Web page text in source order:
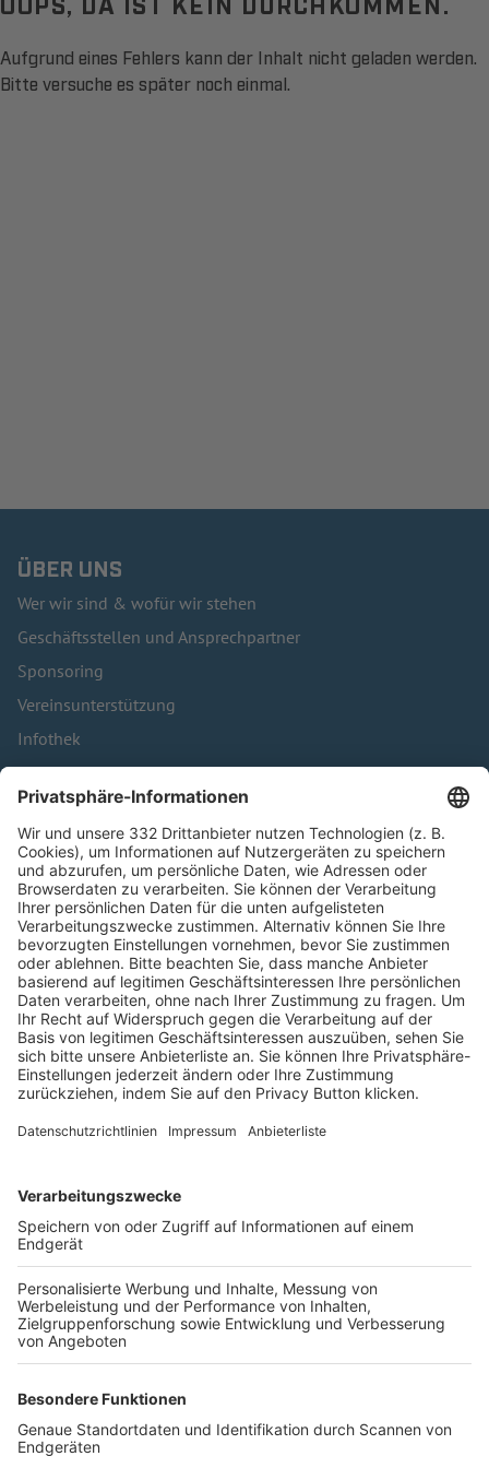
Aufgrund eines Fehlers kann der Inhalt nicht geladen werden.
Bitte versuche es später noch einmal.
ÜBER UNS
Wer wir sind & wofür wir stehen
Geschäftsstellen und Ansprechpartner
Sponsoring
Vereinsunterstützung
Infothek
Kontakt
HÄUFIG BESUCHTE SEITEN
Pässe und Vereinswechsel
Trainerausbildung
Schulungsangebot Vereinsmitarbeiter
BFV-Geschäftsstellen
Trainerbörse
Login SpielPlus
FOLGE DEM BFV
TOP-VEREINE
TOP-PARTNER